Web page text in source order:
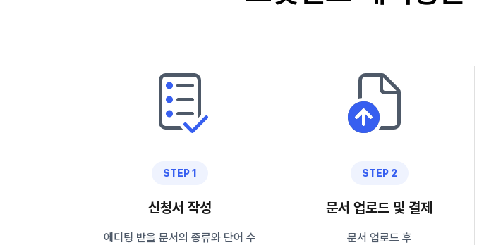
STEP 1
신청서 작성
에디팅 받을 문서의 종류와 단어 수
STEP 2
문서 업로드 및 결제
문서 업로드 후